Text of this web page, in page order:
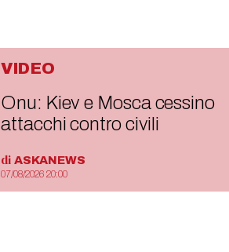
VIDEO
Onu: Kiev e Mosca cessino
attacchi contro civili
di ASKANEWS
07/08/2026 20:00